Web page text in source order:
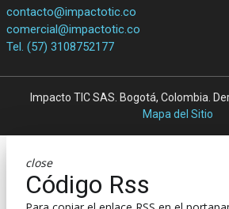
contacto@impactotic.co
comercial@impactotic.co
Tel. (57) 3108752177
Impacto TIC SAS. Bogotá, Colombia.
Mapa del Sitio
close
Código Rss